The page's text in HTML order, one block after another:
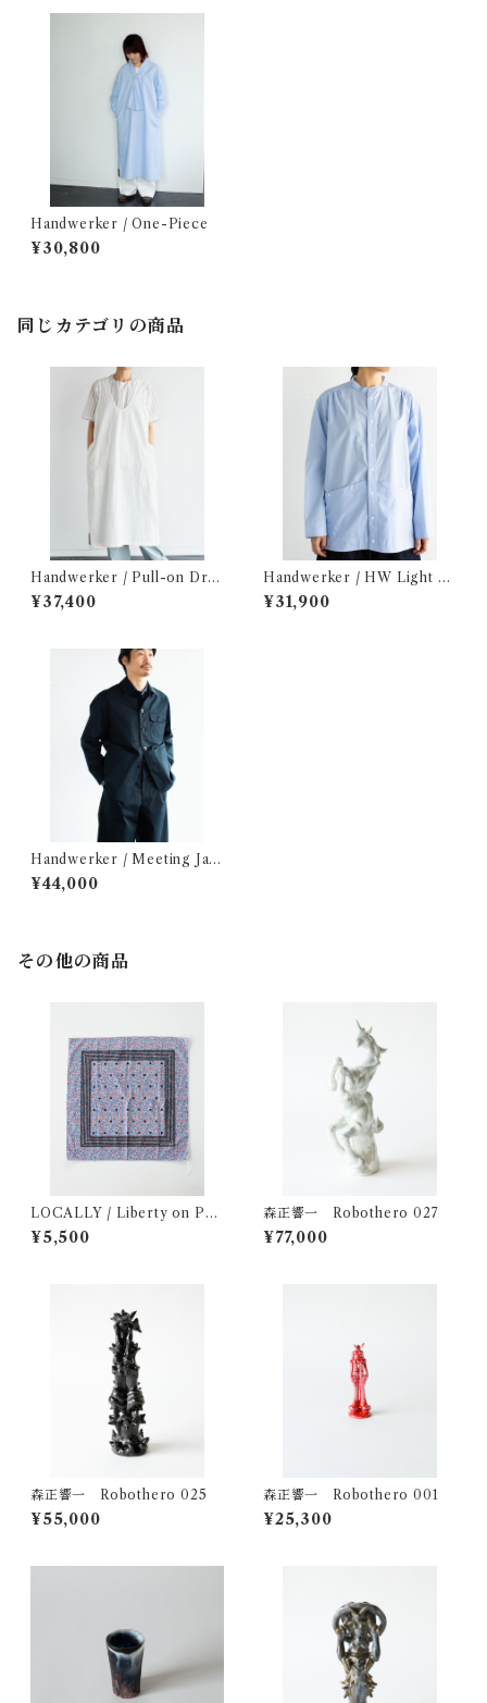
Handwerker / One-Piece
¥30,800
同じカテゴリの商品
Handwerker / Pull-on Dres
s
¥37,400
Handwerker / HW Light C
oat
¥31,900
Handwerker / Meeting Jac
ket
¥44,000
その他の商品
LOCALLY / Liberty on Pri
nt Bandana
¥5,500
森正響一 Robothero 027
¥77,000
森正響一 Robothero 025
¥55,000
森正響一 Robothero 001
¥25,300